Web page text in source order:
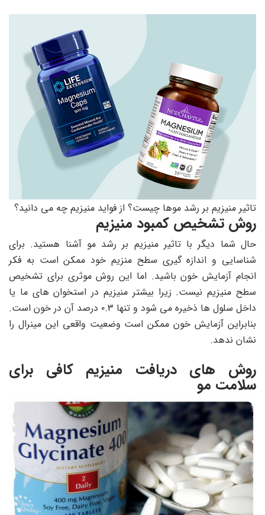
تاثیر منیزیم بر رشد موها چیست؟ از فواید منیزیم چه می دانید؟
روش تشخیص کمبود منیزیم
حال شما دیگر با تاثیر منیزیم بر رشد مو آشنا هستید. برای
شناسایی و اندازه گیری سطح منزیم خود ممکن است به فکر
انجام آزمایش خون باشید. اما این روش موثری برای تشخیص
سطح منیزیم نیست. زیرا بیشتر منیزیم در استخوان های ما یا
داخل سلول ها ذخیره می شود و تنها ۰.۳ درصد آن در خون است.
بنابراین آزمایش خون ممکن است وضعیت واقعی این مینرال را
نشان ندهد.
روش های دریافت منیزیم کافی برای
سلامت مو